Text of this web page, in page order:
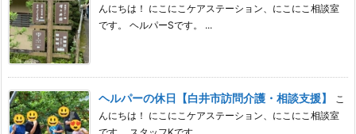
んにちは！ にこにこケアステーション、にこにこ相談室
です。 ヘルパーSです。 ...
ヘルパーの休日【白井市訪問介護・相談支援】
こ
んにちは！ にこにこケアステーション、にこにこ相談室